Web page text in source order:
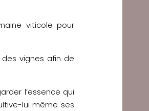
viticole pour
vignes afin de
l’essence qui
lui même ses